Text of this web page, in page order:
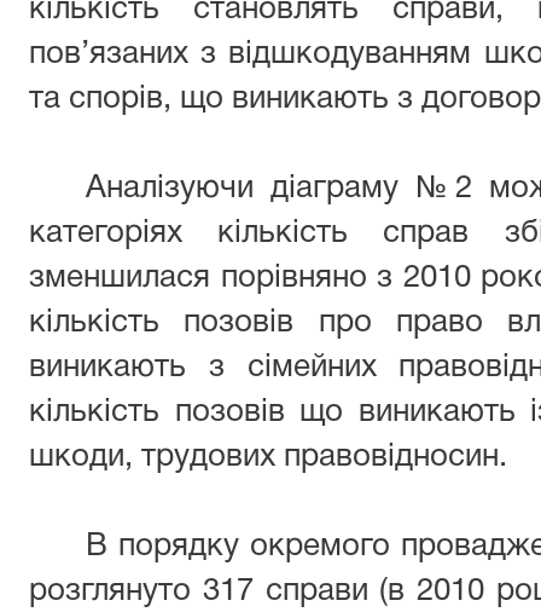
кількість становлять
пов’язаних з відшкодуванням
та спорів, що виникають з
Аналізуючи діаграму №2
категоріях кількість справ
зменшилася порівняно з 2010
кількість позовів про право
виникають з сімейних
кількість позовів що виникають
шкоди, трудових правовідносин.
В порядку окремого
розглянуто 317 справи (в 2010